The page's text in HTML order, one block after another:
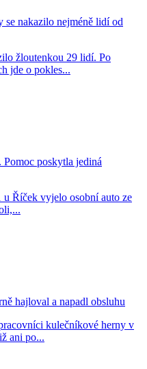
nakazilo nejméně lidí od
žloutenkou 29 lidí. Po
jde o pokles...
poskytla jediná
Říček vyjelo osobní auto ze
hajloval a napadl obsluhu
kulečníkové herny v
ani po...